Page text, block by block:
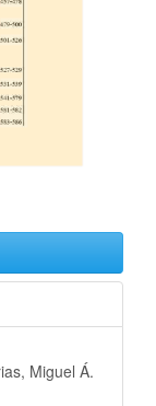
Miguel Á.